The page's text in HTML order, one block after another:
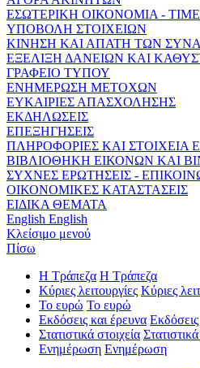
ΕΣΩΤΕΡΙΚΗ ΟΙΚΟΝΟΜΙΑ -
ΥΠΟΒΟΛΗ ΣΤΟΙΧΕΙΩΝ
ΚΙΝΗΣΗ ΚΑΙ ΑΠΑΤΗ ΤΩΝ
ΕΞΕΛΙΞΗ ΔΑΝΕΙΩΝ ΚΑΙ
ΓΡΑΦΕΙΟ ΤΥΠΟΥ
ΕΝΗΜΕΡΩΣΗ ΜΕΤΟΧΩΝ
ΕΥΚΑΙΡΙΕΣ ΑΠΑΣΧΟΛΗΣΗΣ
ΕΚΔΗΛΩΣΕΙΣ
ΕΠΕΞΗΓΗΣΕΙΣ
ΠΛΗΡΟΦΟΡΙΕΣ ΚΑΙ ΣΤΟΙΧΕΙΑ
ΒΙΒΛΙΟΘΗΚΗ ΕΙΚΟΝΩΝ ΚΑΙ
ΣΥΧΝΕΣ ΕΡΩΤΗΣΕΙΣ -
ΟΙΚΟΝΟΜΙΚΕΣ ΚΑΤΑΣΤΑΣΕΙΣ
ΕΙΔΙΚΑ ΘΕΜΑΤΑ
English English
Κλείσιμο μενού
Πίσω
Η Τράπεζα Η Τράπεζα
Κύριες λειτουργίες Κύριες
Το ευρώ Το ευρώ
Εκδόσεις και έρευνα
Στατιστικά στοιχεία
Ενημέρωση Ενημέρωση